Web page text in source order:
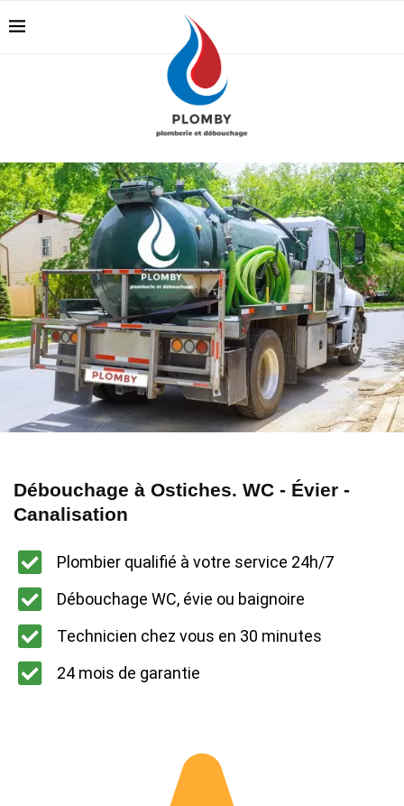
Débouchage à Ostiches. WC - Évier -
Canalisation
Plombier qualifié à votre service 24h/7
Débouchage WC, évie ou baignoire
Technicien chez vous en 30 minutes
24 mois de garantie